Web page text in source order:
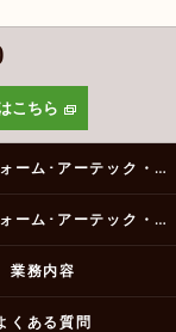
こちら
堺市のリフォーム･アーテック・にしかわの口コミ情報
堺市のリフォーム･アーテック・にしかわのお客様の声
業務内容
くある質問